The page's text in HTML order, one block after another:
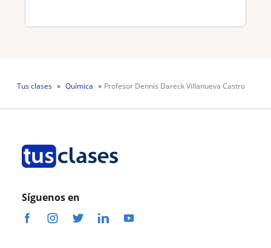
Tus clases Química Profesor Dennis Dareck Villanueva Castro
Síguenos en